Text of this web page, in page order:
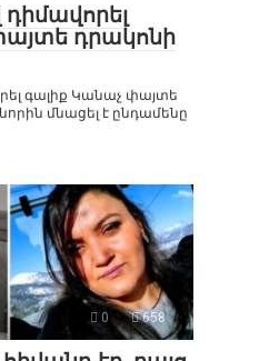
դրակոնի
գալիք Կանաչ փայտե
մնացել է ընդամենը
0 658